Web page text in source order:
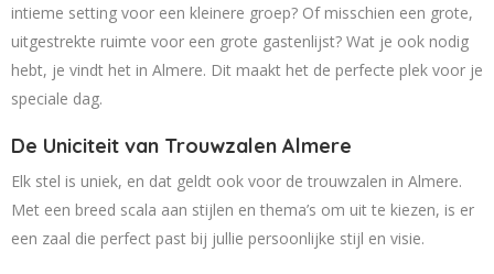
intieme setting voor een kleinere groep? Of misschien een grote,
uitgestrekte ruimte voor een grote gastenlijst? Wat je ook nodig
hebt, je vindt het in Almere. Dit maakt het de perfecte plek voor je
speciale dag.
De Uniciteit van Trouwzalen Almere
Elk stel is uniek, en dat geldt ook voor de trouwzalen in Almere.
Met een breed scala aan stijlen en thema’s om uit te kiezen, is er
een zaal die perfect past bij jullie persoonlijke stijl en visie.